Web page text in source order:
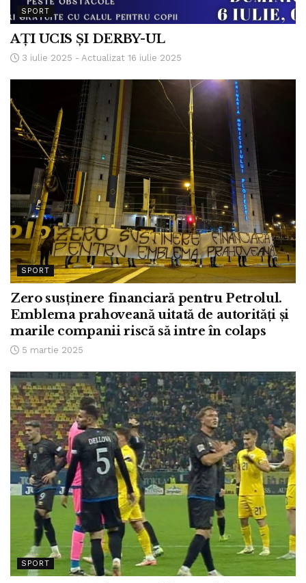
SPORT
AȚI UCIS ȘI DERBY-UL
3 iulie 2025 - Actualizat 16 iulie 2025
SPORT
Zero susținere financiară pentru Petrolul.
Emblema prahoveană uitată de autorități și
marile companii riscă să intre în colaps
5 martie 2025
SPORT